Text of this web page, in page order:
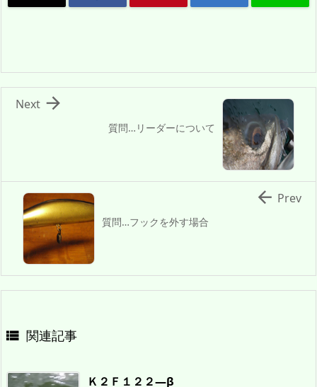
質問…リーダーについて

Next
質問…フックを外す場合
 Prev
 関連記事
Ｋ２Ｆ１２２―β